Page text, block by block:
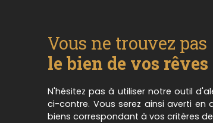
Vous ne trouvez pas
le bien de vos rêves
N'hésitez pas à utiliser notre outil
ci-contre. Vous serez ainsi averti
biens correspondant à vos critères